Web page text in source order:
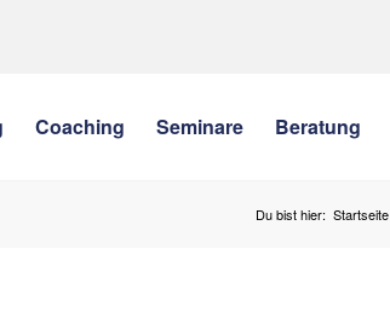
Coaching Seminare Beratung
Du bist hier: Startseite